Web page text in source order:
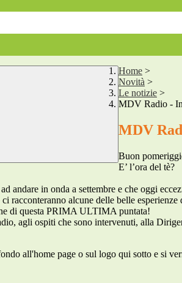
Home >
Novità >
Le notizie >
MDV Radio -
MDV
Buon
E’ l’ora del tè?
andare in onda a settembre e che oggi
alcune delle belle esperienze
di questa PRIMA ULTIMA puntata!
agli ospiti che sono intervenuti, alla
all'home page o sul logo qui sotto e si